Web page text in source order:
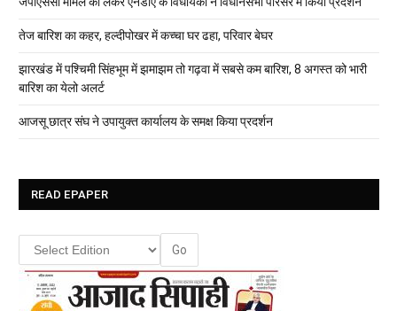
तेज बारिश का कहर, हल्दीपोखर में कच्चा घर ढहा, परिवार बेघर
झारखंड में पश्चिमी सिंहभूम में झमाझम तो गढ़वा में सबसे कम बारिश, 8 अगस्त को भारी
बारिश का येलो अलर्ट
आजसू छात्र संघ ने उपायुक्त कार्यालय के समक्ष किया प्रदर्शन
READ EPAPER